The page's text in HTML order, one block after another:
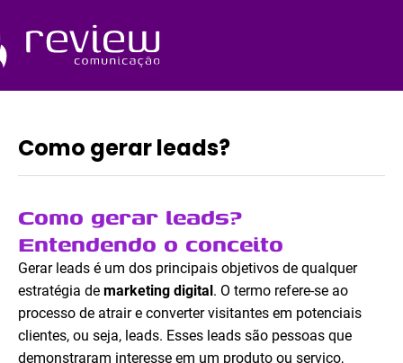
o
conteúdo
Como gerar leads?
Como gerar leads?
Entendendo o conceito
Gerar leads é um dos principais objetivos de qualquer
estratégia de marketing digital . O termo refere-se ao
processo de atrair e converter visitantes em potenciais
clientes, ou seja, leads. Esses leads são pessoas que
demonstraram interesse em um produto ou serviço,